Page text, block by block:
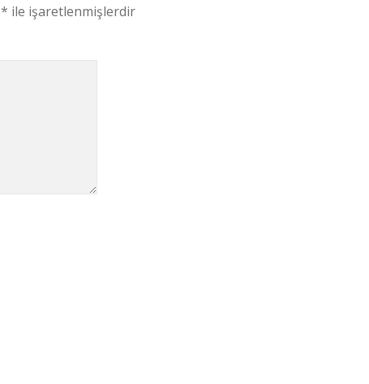
* ile işaretlenmişlerdir